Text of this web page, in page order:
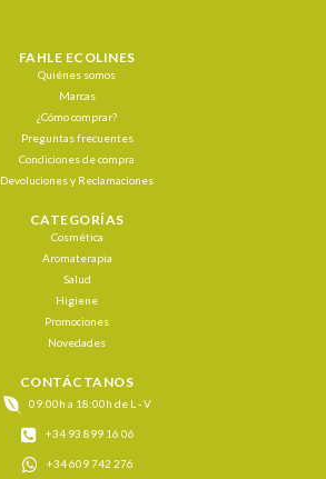
FAHLE ECOLINES
Quiénes somos
Marcas
¿Cómo comprar?
Preguntas frecuentes
Condiciones de compra
Devoluciones y Reclamaciones
CATEGORÍAS
Cosmética
Aromaterapia
Salud
Higiene
Promociones
Novedades
CONTÁCTANOS
09:00h a 18:00h de L - V
+34 93 899 16 06
+34 609 742 276